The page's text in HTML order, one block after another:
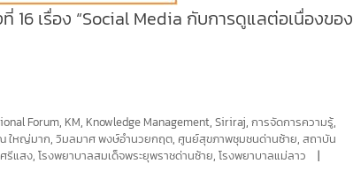
16 เรื่อง “Social Media กับการดูแลต่อเนื่องของ
Forum, KM, Knowledge Management,Siriraj,การจัดการความรู้,
ใหญ่มาก,วิมลมาศ พงษ์อำนวยกฤต, ศูนย์สุขภาพชุมชนด่านซ้าย,สถาบัน
รีแสง,โรงพยาบาลสมเด็จพระยุพราชด่านซ้าย,โรงพยาบาลแม่ลาว